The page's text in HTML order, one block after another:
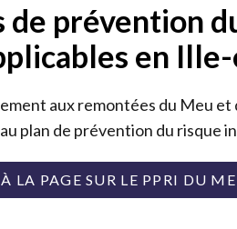
de prévention
en
aux remontées du Meu et
plan de prévention du risque
LA PAGE SUR LE PPRI DU